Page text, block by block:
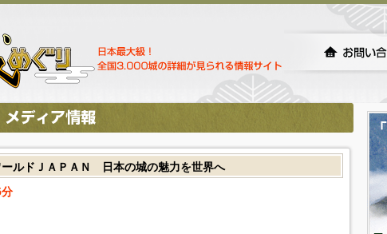
ルドＪＡＰＡＮ 日本の城の魅力を世界へ